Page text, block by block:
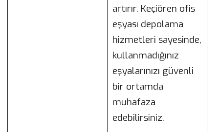
artırır. Keçiören ofis
eşyası depolama
hizmetleri sayesinde,
kullanmadığınız
eşyalarınızı güvenli
bir ortamda
muhafaza
edebilirsiniz.